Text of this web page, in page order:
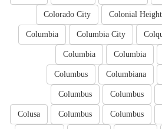
Colonial
Colorado City
Columbia City
Columbia
Columbia
Columbia
Columbiana
Columbus
Columbus
Columbus
Columbus
Columbus
Colusa